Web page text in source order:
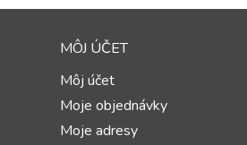
MÔJ ÚČET
Môj účet
Moje objednávky
Moje adresy